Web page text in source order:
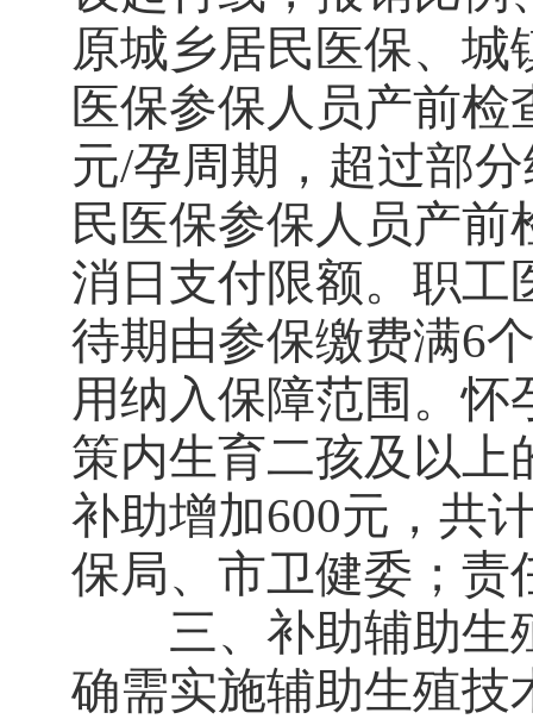
原城乡居民医保、
医保参保人员产前检
元/孕周期，超过部
民医保参保人员产
消日支付限额。职工
待期由参保缴费满6
用纳入保障范围。
策内生育二孩及以上
补助增加600元，共
保局、市卫健委；责
三、补助辅助生殖
确需实施辅助生殖技